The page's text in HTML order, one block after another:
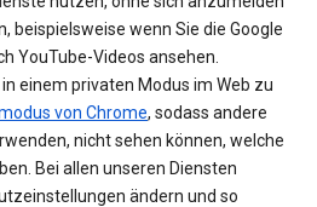
beispielsweise wenn Sie die Google
YouTube-Videos ansehen.
einem privaten Modus im Web zu
von Chrome, sodass andere
nicht sehen können, welche
Bei allen unseren Diensten
ändern und so